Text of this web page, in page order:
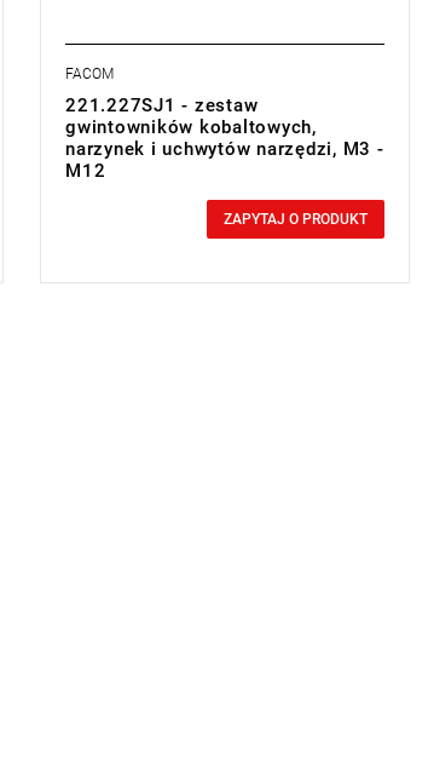
FACOM
221.227SJ1 - zestaw
gwintowników kobaltowych,
narzynek i uchwytów narzędzi, M3 -
M12
ZAPYTAJ O PRODUKT